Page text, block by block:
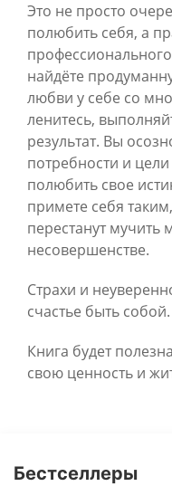
Это не просто
полюбить себя, а
найдёте
любви у себе со
ленитесь,
результат. Вы
потребности и
полюбить свое
примете себя
перестанут мучить
несовершенстве.
Страхи и
счастье быть собой.
Книга будет
свою ценность и
Бестселлеры